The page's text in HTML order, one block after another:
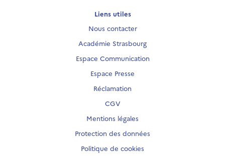
Liens utiles
Nous contacter
Académie Strasbourg
Espace Communication
Espace Presse
Réclamation
CGV
Mentions légales
Protection des données
Politique de cookies